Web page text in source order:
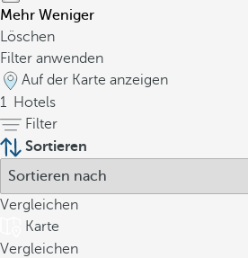
Mehr Weniger
Löschen
Filter anwenden
Auf der Karte anzeigen
1 Hotels
Filter
Sortieren
Vergleichen
Karte
Vergleichen